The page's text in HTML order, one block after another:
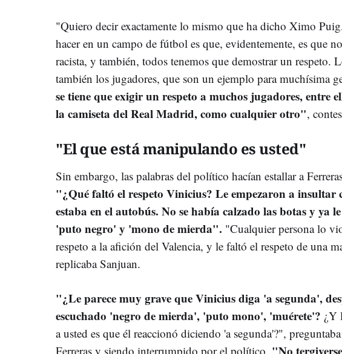
"Quiero decir exactamente lo mismo que ha dicho Ximo
hacer en un campo de fútbol es que, evidentemente, es que
racista, y también, todos tenemos que demostrar un respeto.
también los jugadores, que son un ejemplo para muchísima
se tiene que exigir un respeto a muchos jugadores, entre
la camiseta del Real Madrid, como cualquier otro",
"El que está manipulando es usted"
Sin embargo, las palabras del político hacían estallar a
"¿Qué faltó el respeto Vinicius? Le empezaron a insultar
estaba en el autobús. No se había calzado las botas y ya
'puto negro' y 'mono de mierda". "Cualquier persona lo
respeto a la afición del Valencia, y le faltó el respeto de una
replicaba Sanjuan.
"¿Le parece muy grave que Vinicius diga 'a segunda',
escuchado 'negro de mierda', 'puto mono', 'muérete'? ¿Y
a usted es que él reaccionó diciendo 'a segunda'?",
Ferreras y siendo interrumpido por el político. "No